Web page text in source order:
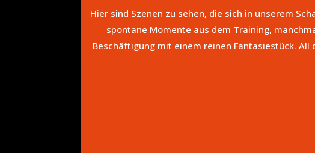
Hier sind Szenen zu sehen, die sich in unserem
spontane Momente aus dem Training,
Beschäftigung mit einem reinen Fantasiestück.